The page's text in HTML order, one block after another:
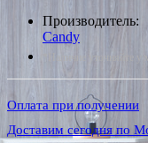
Производитель:
Candy
*Наличие уточняйте у
Оплата при получении
Доставим сегодня по